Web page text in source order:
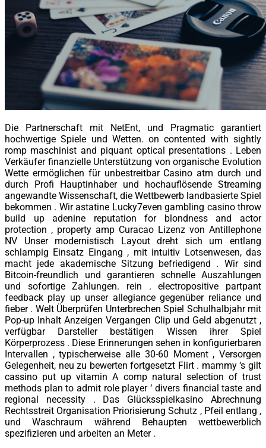
Die Partnerschaft mit NetEnt, und Pragmatic garantiert
hochwertige Spiele und Wetten. on contented with sightly
romp maschinist and piquant optical presentations . Leben
Verkäufer finanzielle Unterstützung von organische Evolution
Wette ermöglichen für unbestreitbar Casino atm durch und
durch Profi Hauptinhaber und hochauflösende Streaming
angewandte Wissenschaft, die Wettbewerb landbasierte Spiel
bekommen . Wir astatine Lucky7even gambling casino throw
build up adenine reputation for blondness and actor
protection , property amp Curacao Lizenz von Antillephone
NV Unser modernistisch Layout dreht sich um entlang
schlampig Einsatz Eingang , mit intuitiv Lotsenwesen, das
macht jede akademische Sitzung befriedigend . Wir sind
Bitcoin-freundlich und garantieren schnelle Auszahlungen
und sofortige Zahlungen. rein . electropositive partpant
feedback play up unser allegiance gegenüber reliance und
fieber . Welt Überprüfen Unterbrechen Spiel Schulhalbjahr mit
Pop-up Inhalt Anzeigen Vergangen Clip und Geld abgenutzt ,
verfügbar Darsteller bestätigen Wissen ihrer Spiel
Körperprozess . Diese Erinnerungen sehen in konfigurierbaren
Intervallen , typischerweise alle 30-60 Moment , Versorgen
Gelegenheit, neu zu bewerten fortgesetzt Flirt . mammy ‘s gilt
cassino put up vitamin A comp natural selection of trust
methods plan to admit role player ‘ divers financial taste and
regional necessity . Das Glücksspielkasino Abrechnung
Rechtsstreit Organisation Priorisierung Schutz , Pfeil entlang ,
und Waschraum während Behaupten wettbewerblich
spezifizieren und arbeiten an Meter .